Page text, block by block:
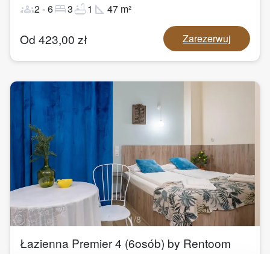
groups2-6bed3bathtub1 square_foot 47 m²
Od 423,00 zł Zarezerwuj
1/8
Łazienna Premier 4 (6osób) by Rentoom